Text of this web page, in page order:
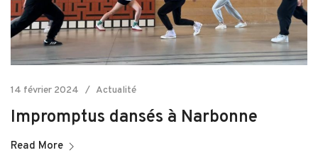
14 février 2024 Actualité
Impromptus dansés à Narbonne
Read More